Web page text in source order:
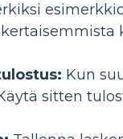
Kun
sitten